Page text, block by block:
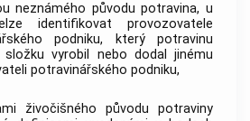
neznámého původu potravina, u
identifikovat provozovatele
podniku, který potravinu
vyrobil nebo dodal jinému
potravinářského podniku,
živočišného původu potraviny